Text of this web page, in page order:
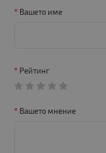
Вашето име
Рейтинг
Вашето мнение